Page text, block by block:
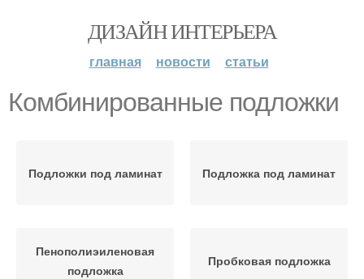
ДИЗАЙН ИНТЕРЬЕРА
главная новости статьи
Комбинированные подложки
Подложки под ламинат Подложка под ламинат
Пенополиэиленовая
подложка
Пробковая подложка